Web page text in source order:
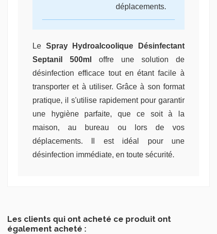
déplacements.
Le Spray Hydroalcoolique Désinfectant
Septanil 500ml
offre une solution de
désinfection efficace tout en étant facile à
transporter et à utiliser. Grâce à son format
pratique, il s'utilise rapidement pour garantir
une hygiène parfaite, que ce soit à la
maison, au bureau ou lors de vos
déplacements. Il est idéal pour une
désinfection immédiate, en toute sécurité.
Les clients qui ont acheté ce produit ont
également acheté :